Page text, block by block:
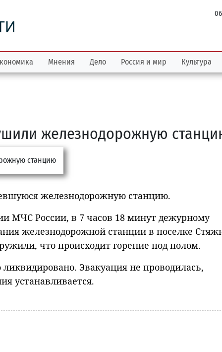
Мнения Дело Россия и мир Культура
железнодорожную
железнодорожную станцию.
МЧС России, в 7 часов 18 минут дежурному
железнодорожной станции в поселке
что происходит горение под полом.
Эвакуация не проводилась,
устанавливается.